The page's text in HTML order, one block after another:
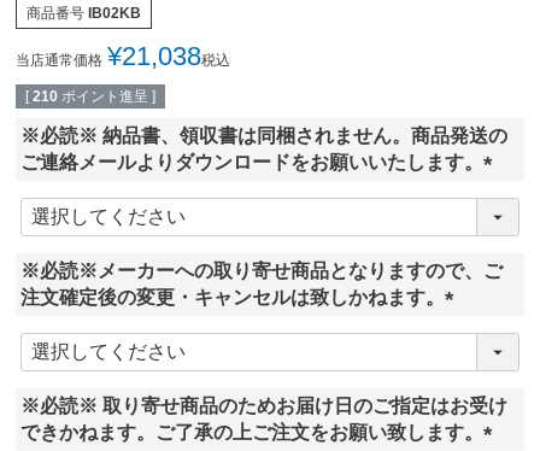
商品番号 IB02KB
当店通常価格 ¥21,038税込
[ 210 ポイント進呈 ]
※必読※ 納品書、領収書は同梱されません。商品発送の
ご連絡メールよりダウンロードをお願いいたします。
(
必
)
※必読※メーカーへの取り寄せ商品となりますので、ご
注文確定後の変更・キャンセルは致しかねます。
(
)
※必読※ 取り寄せ商品のためお届け日のご指定はお受け
できかねます。ご了承の上ご注文をお願い致します。